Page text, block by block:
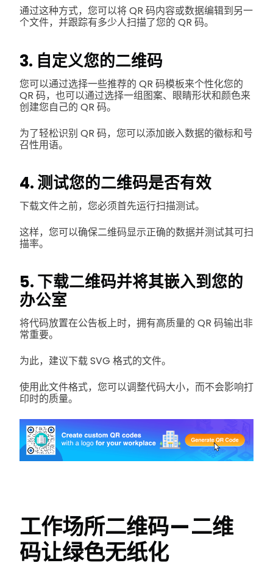
通过这种方式，您可以将 QR 码内容或数据编辑到另一
个文件，并跟踪有多少人扫描了您的 QR 码。
3. 自定义您的二维码
您可以通过选择一些推荐的 QR 码模板来个性化您的
QR 码，也可以通过选择一组图案、眼睛形状和颜色来
创建您自己的 QR 码。
为了轻松识别 QR 码，您可以添加嵌入数据的徽标和号
召性用语。
4. 测试您的二维码是否有效
下载文件之前，您必须首先运行扫描测试。
这样，您可以确保二维码显示正确的数据并测试其可扫
描率。
5. 下载二维码并将其嵌入到您的
办公室
将代码放置在公告板上时，拥有高质量的 QR 码输出非
常重要。
为此，建议下载 SVG 格式的文件。
使用此文件格式，您可以调整代码大小，而不会影响打
印时的质量。
工作场所二维码 — 二维
码让绿色无纸化